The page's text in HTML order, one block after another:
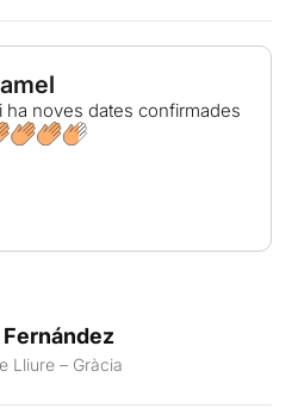
ha noves dates confirmades
Lliure – Gràcia